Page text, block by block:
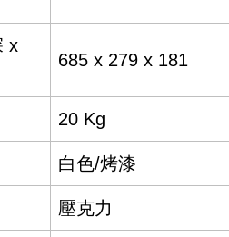
x
685 x 279 x 181
20 Kg
白色/烤漆
壓克力